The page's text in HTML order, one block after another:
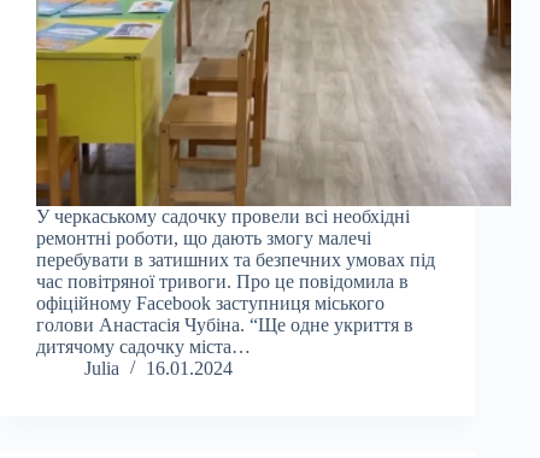
У черкаському садочку провели всі необхідні
ремонтні роботи, що дають змогу малечі
перебувати в затишних та безпечних умовах під
час повітряної тривоги. Про це повідомила в
офіційному Facebook заступниця міського
голови Анастасія Чубіна. “Ще одне укриття в
дитячому садочку міста…
Julia
16.01.2024